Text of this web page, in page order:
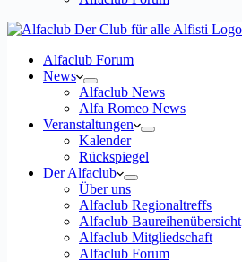
Alfaclub Forum
News
Alfaclub News
Alfa Romeo News
Veranstaltungen
Kalender
Rückspiegel
Der Alfaclub
Über uns
Alfaclub Regionaltreffs
Alfaclub Baureihenübersicht
Alfaclub Mitgliedschaft
Alfaclub Forum